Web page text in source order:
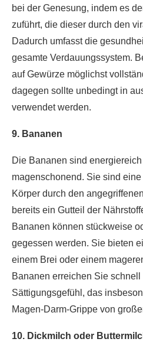
bei der Genesung, indem es
zuführt, die dieser durch den
Dadurch umfasst die
gesamte Verdauungssystem.
auf Gewürze möglichst
dagegen sollte unbedingt in
verwendet werden.
9. Bananen
Die Bananen sind
magenschonend. Sie sind
Körper durch den
bereits ein Gutteil der
Bananen können stückweise
gegessen werden. Sie bieten
einem Brei oder einem
Bananen erreichen Sie
Sättigungsgefühl, das
Magen-Darm-Grippe von
10. Dickmilch oder